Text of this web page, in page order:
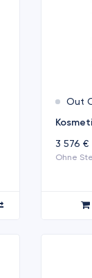
Out
3 576 €
Ohne